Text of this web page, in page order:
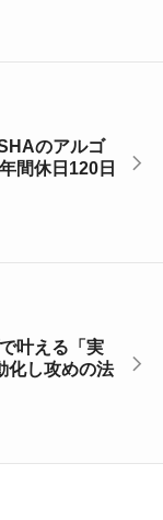
のアルゴ
間休日120日
叶える「実
化し攻めの法